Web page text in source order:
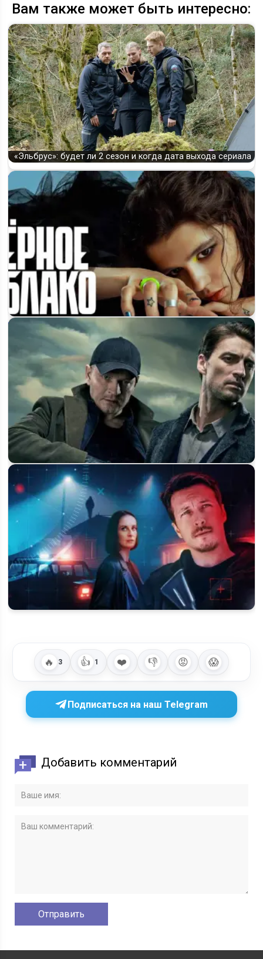
Вам также может быть интересно:
«Эльбрус»: будет ли 2 сезон и когда дата выхода сериала
«Чёрное облако» 3 сезон — что известно и стоит ли ждать
продление
Когда выйдет 6 сезон «Первого отдела» на НТВ: будет ли
он вообще
🔥 3 👍 1 ❤️ 👎 😡 😱
Подписаться на наш Telegram
Добавить комментарий